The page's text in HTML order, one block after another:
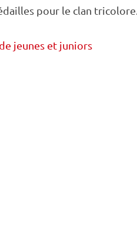
pour le clan tricolore.
jeunes et juniors